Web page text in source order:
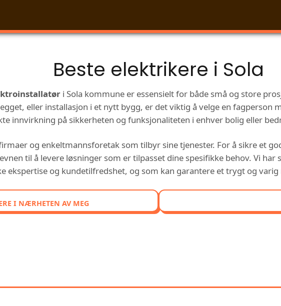
Beste elektrikere i Sola
i Sola kommune er essensielt for både små og store
eller installasjon i et nytt bygg, er det viktig å velge en fagperson
innvirkning på sikkerheten og funksjonaliteten i enhver bolig eller
og enkeltmannsforetak som tilbyr sine tjenester. For å sikre et
til å levere løsninger som er tilpasset dine spesifikke behov. Vi
ekspertise og kundetilfredshet, og som kan garantere et trygt og
I NÆRHETEN AV MEG